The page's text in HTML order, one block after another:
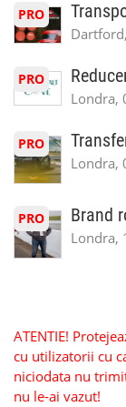
PRO
PRO
Londra,
PRO
Londra,
PRO Brand
Londra,
ATENTIE!
cu utilizatorii cu
niciodata nu
nu le-ai vazut!